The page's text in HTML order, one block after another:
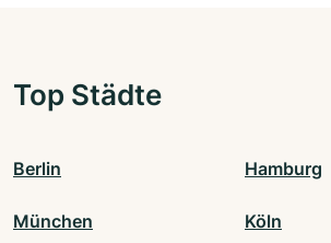
Top Städte
Berlin Hamburg
München Köln